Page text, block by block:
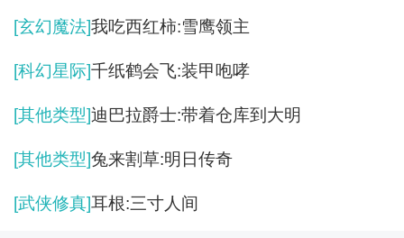
[玄幻魔法]我吃西红柿:雪鹰领主
[科幻星际]千纸鹤会飞:装甲咆哮
[其他类型]迪巴拉爵士:带着仓库到大明
[其他类型]兔来割草:明日传奇
[武侠修真]耳根:三寸人间